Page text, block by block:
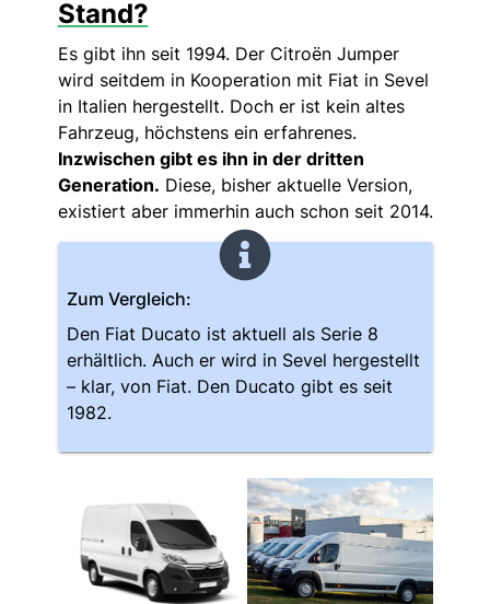
Stand?
Es gibt ihn seit 1994. Der Citroën Jumper
wird seitdem in Kooperation mit Fiat in Sevel
in Italien hergestellt. Doch er ist kein altes
Fahrzeug, höchstens ein erfahrenes.
Inzwischen gibt es ihn in der dritten
Generation. Diese, bisher aktuelle Version,
existiert aber immerhin auch schon seit 2014.
Zum Vergleich:
Den Fiat Ducato ist aktuell als Serie 8
erhältlich. Auch er wird in Sevel hergestellt
– klar, von Fiat. Den Ducato gibt es seit
1982.